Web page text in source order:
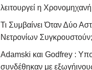
λειτουργεί η
Τι Συμβαίνει Όταν Δύο
Νετρονίων Συγκρουστούν;
Adamski και Godfrey :
συνδέθηκαν με